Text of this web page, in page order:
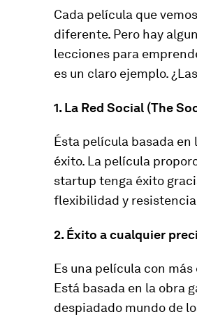
Cada película que
diferente. Pero hay
lecciones para
es un claro ejemplo.
1. La Red Social (The
Ésta película basada
éxito. La película
startup tenga éxito
flexibilidad y
2. Éxito a cualquier
Es una película con
Está basada en la obra
despiadado mundo de